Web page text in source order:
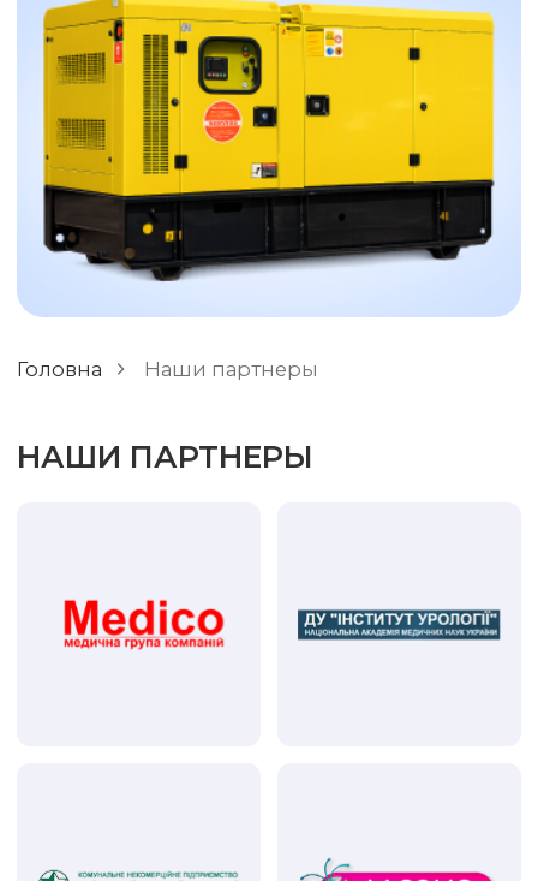
РАЗНОЕ
Головна Наши партнеры
НАШИ ПАРТНЕРЫ
ОСТАВИТЬ ОТЗЫВ